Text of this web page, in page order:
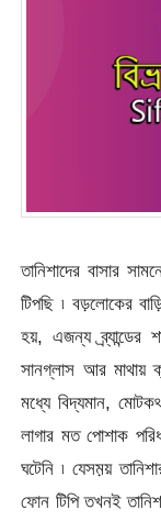
তানিশাদের বাসার
টিপছি ৷ বড়লোকের
হয়, এজন্য ব্র্যান্ডের
সানগ্লাস আর মাথায়
মধ্যে বিদ্যমান,
লাগার মত পোশাক
ঘটেনি ৷ যেসম়য়
ফোন টিপি তখনই